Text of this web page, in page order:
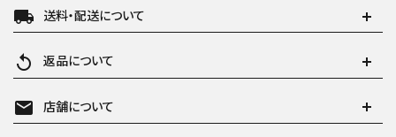
local_shipping 送料・配送について
replay 返品について
mail 店舗について